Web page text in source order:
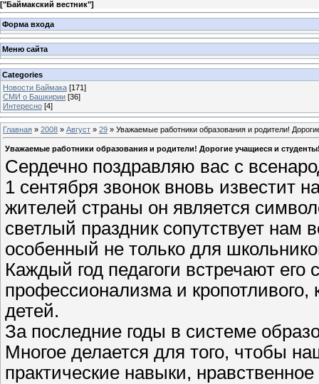
["Баймакский вестник"]
Форма входа
Меню сайта
Categories
Новости Баймака [171]
СМИ о Башкирии [36]
Интересно [4]
Главная » 2008 » Август » 29 » Уважаемые работники образования и родители!
Уважаемые работники образования и родители! Дорогие учащиеся и
Сердечно поздравляю вас с
1 сентября звонок вновь известит
жителей страны он является
светлый праздник сопутствует
особенный не только для
Каждый год педагоги встречают
профессионализма и кропотливого,
детей.
За последние годы в системе
Многое делается для того, чтобы
практические навыки,